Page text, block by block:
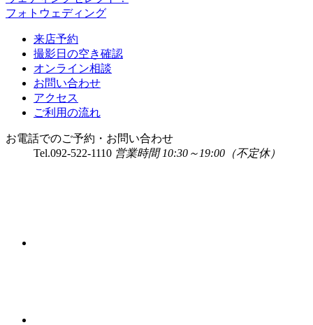
フォトウェディング
来店予約
撮影日の空き確認
オンライン相談
お問い合わせ
アクセス
ご利用の流れ
お電話でのご予約・お問い合わせ
Tel.092-522-1110 営業時間 10:30～19:00（不定休）